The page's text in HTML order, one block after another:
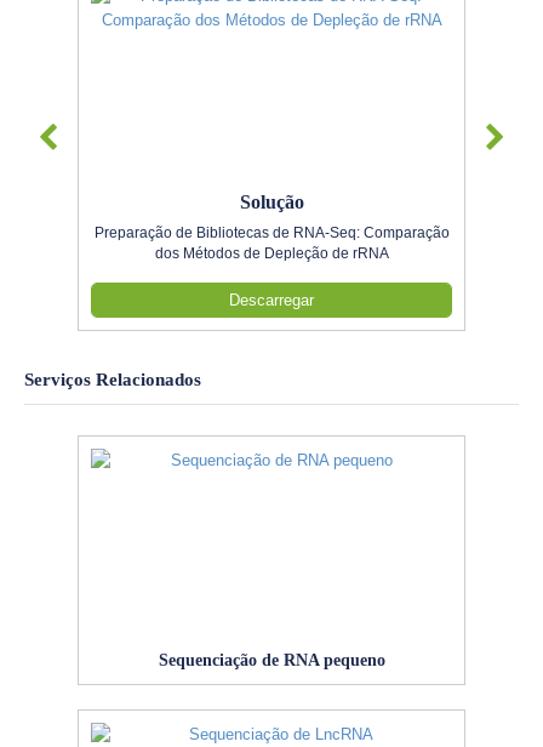
Solução
Preparação de Bibliotecas de RNA-Seq: Comparação
dos Métodos de Depleção de rRNA
Descarregar
Serviços Relacionados
Sequenciação de RNA pequeno